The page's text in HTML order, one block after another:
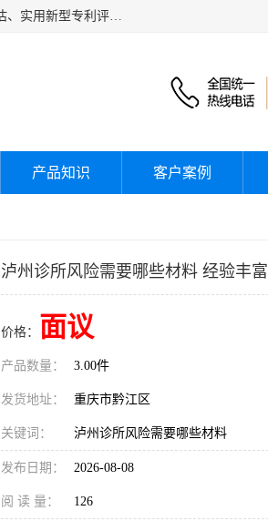
海润资产评估公司从事厂房拆迁评估、厂房资产评估、无形资产评估、房屋资产评估、企业停产停业损失评估、实用新型专利评估、果园资产评估、盆景价值评估、鱼塘资产评估等资产评估；从成立至今我司已经服务了全国几千家公司企业和事业单位，我们有着丰富的房屋、厂房、园林、企业拆迁等评估经验。
产品知识 客户案例
泸州诊所风险需要哪些材料 经验丰富
价格： 面议
产品数量： 3.00件
发货地址： 重庆市黔江区
关键词： 泸州诊所风险需要哪些材料
发布日期： 2026-08-08
阅 读 量： 126